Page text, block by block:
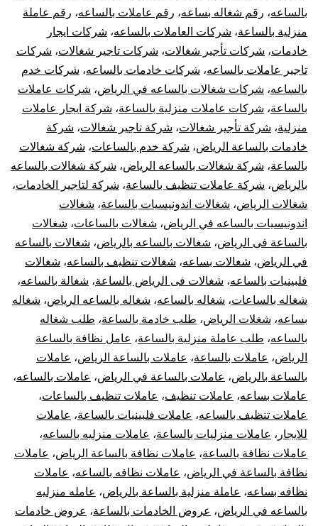
بالساعه، رقم شغاله بساعه، رقم عاملات بالساعه، رقم عاملة
منزلية بالساعة، شركات العاملات بالساعه، شركات ايجار
خادمات، شركات تأجير شغالات، شركات تاجير شغالات، شركات
تاجير عاملات بالساعه، شركات خادمات بالساعه، شركات خدم
بالساعه، شركات شغالات بالساعه في الرياض، شركات عاملات
بالساعة، شركات عاملات منزلية بالساعة، شركة ايجار عاملات
منزلية، شركة تأجير شغالات، شركة تاجير شغالات، شركة
خادمات بالساعة الرياض، شركة خدم بالساعات، شركة شغالات
بالساعة، شركة شغالات بالساعه الرياض، شركة شغالات بالساعه
بالرياض، شركة عاملات تنظيف بالساعة، شركة لتاجير الخادمات،
شغالات الرياض، شغالات اندونيسيات بالساعة، شغالات
اندونيسيات بالساعه في الرياض، شغالات بالساعات، شغالات
بالساعة فى الرياض، شغالات بالساعه بالرياض، شغالات بالساعه
في الرياض، شغالات بساعه، شغالات تنظيف بالساعه، شغالات
فلبينيات بالساعه، شغالات فى الرياض بالساعة، شغالة بالساعه،
شغاله بالساعات، شغاله بالساعه، شغاله بالساعه الرياض، شغاله
بساعه، شغلات الرياض، طلب خادمة بالساعة، طلب شغاله
بالساعه، طلب عاملة منزلية بالساعة، عامل نظافة بالساعة
الرياض، عاملات بالساعة، عاملات بالساعة الرياض، عاملات
بالساعة بالرياض، عاملات بالساعة في الرياض، عاملات بالساعه،
عاملات بساعه، عاملات تنظيف، عاملات تنظيف بالساعات،
عاملات تنظيف بالساعه، عاملات فلبينيات بالساعة، عاملات
للايجار ، عاملات منزليات بالساعة، عاملات منزليه بالساعه،
عاملات نظافة بالساعة، عاملات نظافة بالساعة الرياض، عاملات
نظافة بالساعة في الرياض، عاملات نظافه بالساعه، عاملات
نظافه بساعه، عاملة منزلية بالساعة بالرياض، عامله منزليه
بالساعه في الرياض، عروض الخادمات بالساعة، عروض خادمات